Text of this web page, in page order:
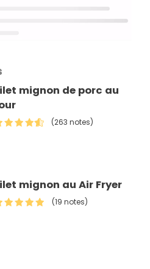
mignon de porc au
(263 notes)
mignon au Air Fryer
(19 notes)